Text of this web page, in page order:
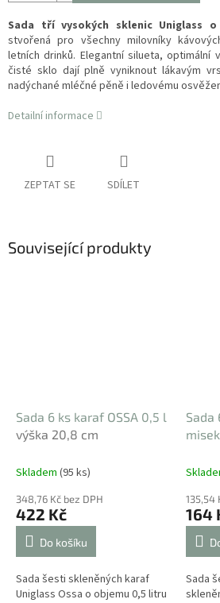
Sada tří vysokých sklenic Uniglass
stvořená pro všechny milovníky
letních drinků. Elegantní silueta, optimální
čisté sklo dají plně vyniknout lákavým
nadýchané mléčné pěně i ledovému
Detailní informace
ZEPTAT SE SDÍLET
Související produkty
Sada 6 ks karaf OSSA 0,5 l
výška 20,8 cm
Skladem (95 ks)
348,76 Kč bez DPH
422 Kč
Do košíku
Sada šesti skleněných karaf
Uniglass Ossa o objemu 0,5 litru
Sada
135,54
164
Sada